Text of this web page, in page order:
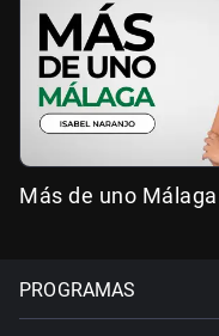
Más de uno Málaga
PROGRAMAS